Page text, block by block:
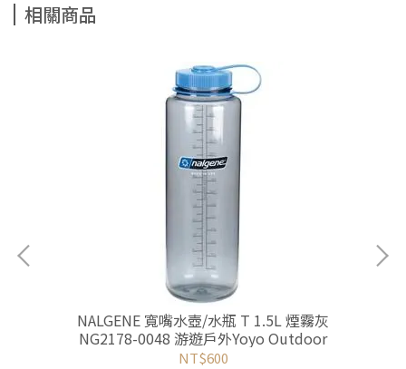
相關商品
NALGENE 寬嘴水壺/水瓶 T 1.5L 煙霧灰
NG2178-0048 游遊戶外Yoyo Outdoor
NT$600